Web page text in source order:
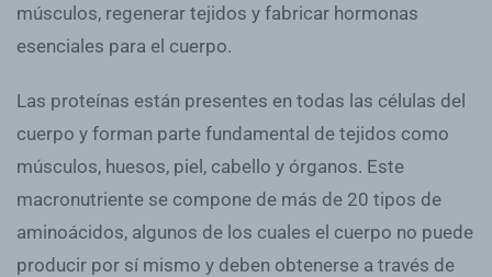
músculos, regenerar tejidos y fabricar hormonas
esenciales para el cuerpo.
Las proteínas están presentes en todas las células del
cuerpo y forman parte fundamental de tejidos como
músculos, huesos, piel, cabello y órganos. Este
macronutriente se compone de más de 20 tipos de
aminoácidos, algunos de los cuales el cuerpo no puede
producir por sí mismo y deben obtenerse a través de